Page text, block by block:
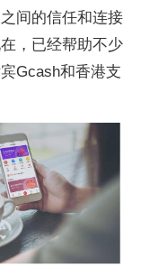
间的信任和连接
，已经帮助不少
Gcash和香港支